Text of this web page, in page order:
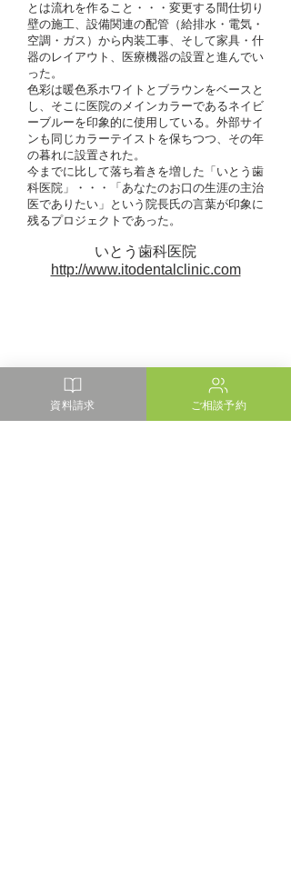
とは流れを作ること・・・変更する間仕切り
壁の施工、設備関連の配管（給排水・電気・
空調・ガス）から内装工事、そして家具・什
器のレイアウト、医療機器の設置と進んでい
った。
色彩は暖色系ホワイトとブラウンをベースと
し、そこに医院のメインカラーであるネイビ
ーブルーを印象的に使用している。外部サイ
ンも同じカラーテイストを保ちつつ、その年
の暮れに設置された。
今までに比して落ち着きを増した「いとう歯
科医院」・・・「あなたのお口の生涯の主治
医でありたい」という院長氏の言葉が印象に
残るプロジェクトであった。
いとう歯科医院
http://www.itodentalclinic.com
資料請求 ご相談予約